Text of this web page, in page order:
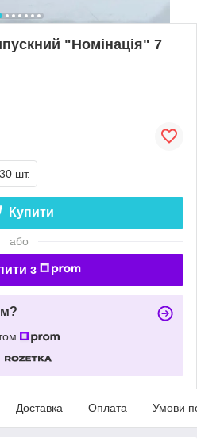
"Номінація" 7
шт.
Купити
або
з
Доставка Оплата Умови